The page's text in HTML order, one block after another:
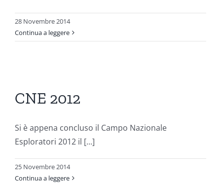
28 Novembre 2014
Continua a leggere
CNE 2012
Si è appena concluso il Campo Nazionale
Esploratori 2012 il [...]
25 Novembre 2014
Continua a leggere